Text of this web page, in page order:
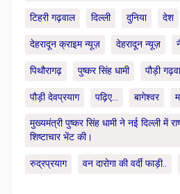
टिहरी गढ़वाल दिल्ली दुनिया देश
देहरादून क्राइम न्यूज़ देहरादून न्यूज़
पिथौरागढ़ पुष्कर सिंह धामी पौड़ी
पौड़ी देवप्रयाग पढ़िए... बागेश्वर
मुख्यमंत्री पुष्कर सिंह धामी ने नई दिल्ली में
शिष्टाचार भेंट की।
रुद्रप्रयाग वन दारोगा की वर्दी फाड़ी..